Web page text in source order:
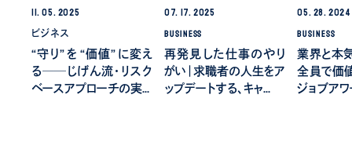
11. 05. 2025
ビジネス
“守り” を “価値” に変え
る──じげん流・リスク
ベースアプローチの実…
07. 17. 2025
BUSINESS
再発見した仕事のやり
がい｜求職者の人生をア
ップデートする、キャ…
05. 28. 2024
BUSINESS
業界と本
全員で価
ジョブア